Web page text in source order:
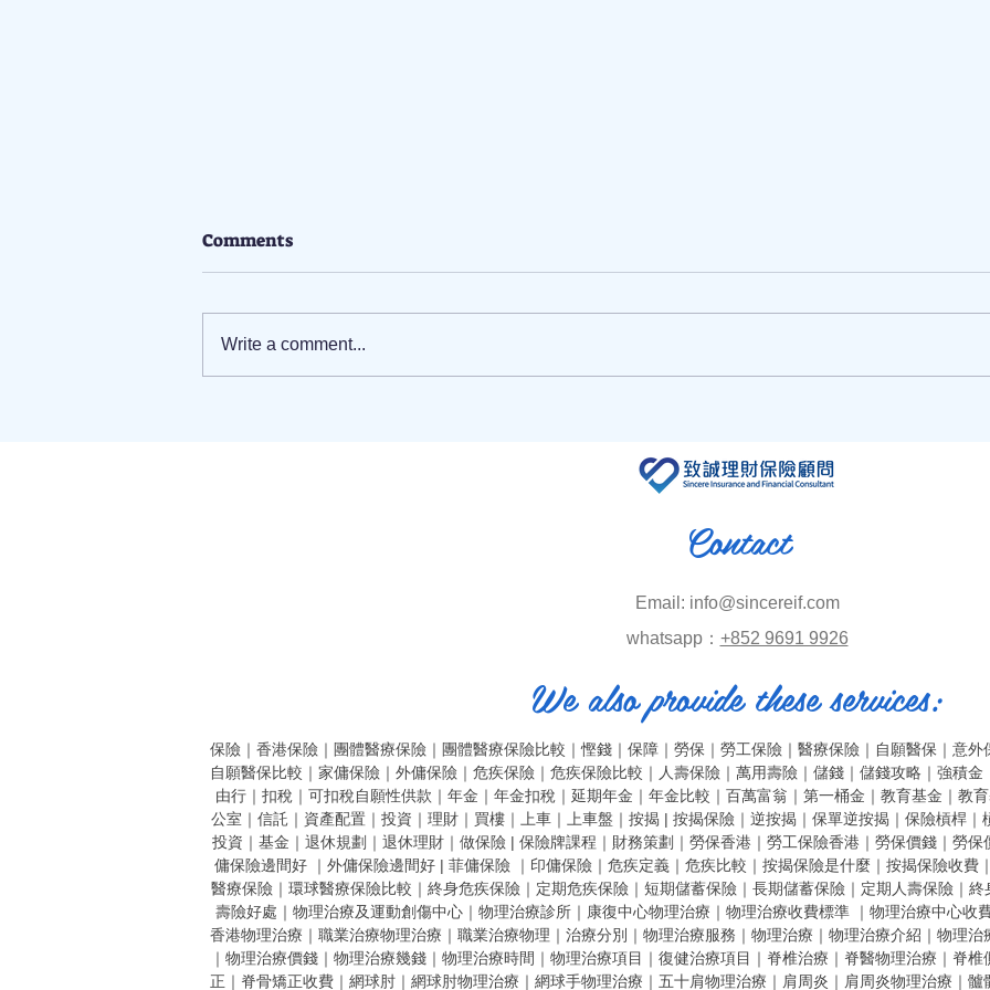
Comments
Write a comment...
Contact
Email: info@sincereif.com
​whatsapp： +852 9691 9926
We also provide these services:
保險 ｜ 香港保險 ｜ 團體醫療保險 ｜ 團體醫療保險比較 ｜慳錢 ｜ 保障 ｜ 勞保 ｜ 勞工保險 ｜ 醫療保險 ｜ 自願醫保 ｜ 意外
自願醫保比較 ｜ 家傭保險 ｜ 外傭保險 ｜ 危疾保險 ｜ 危疾保險比較 ｜ 人壽保險 ｜ 萬用壽險 ｜ 儲錢 ｜ 儲錢攻略 ｜ 強積金
由行 ｜ 扣稅 ｜ 可扣稅自願性供款 ｜ 年金 ｜ 年金扣稅 ｜ 延期年金 ｜ 年金比較 ｜ 百萬富翁 ｜ 第一桶金 ｜ 教育基金 ｜ 教
公室 ｜ 信託 ｜ 資產配置 ｜ 投資 ｜ 理財 ｜ 買樓 ｜ 上車 ｜ 上車盤 ｜ 按揭 | 按揭保險 ｜ 逆按揭 ｜ 保單逆按揭 ｜ 保險槓桿 ｜
投資 ｜ 基金 ｜ 退休規劃 ｜ 退休理財 ｜ 做保險 | 保險牌課程 ｜ 財務策劃 ｜ 勞保香港 ｜ 勞工保險香港 ｜ 勞保價錢 ｜ 勞保
傭保險邊間好 ｜ 外傭保險邊間好 | 菲傭保險 ｜ 印傭保險 ｜ 危疾定義 ｜ 危疾比較 ｜ 按揭保險是什麼 ｜ 按揭保險收費
醫療保險 ｜ 環球醫療保險比較 ｜ 終身危疾保險 ｜ 定期危疾保險 ｜ 短期儲蓄保險 ｜ 長期儲蓄保險 ｜ 定期人壽保險 ｜ 終
壽險好處 ｜ 物理治療及運動創傷中心 ｜ 物理治療診所 ｜ 康復中心物理治療 ｜ 物理治療收費標準 ｜ 物理治療中心收
香港物理治療 ｜ 職業治療物理治療 ｜ 職業治療物理 ｜ 治療分別 ｜ 物理治療服務 ｜ 物理治療 ｜ 物理治療介紹 ｜ 物理治
｜ 物理治療價錢 ｜ 物理治療幾錢 ｜ 物理治療時間 ｜ 物理治療項目 ｜ 復健治療項目 ｜ 脊椎治療 ｜ 脊醫物理治療 ｜ 脊椎
正 ｜ 脊骨矯正收費 ｜ 網球肘 ｜ 網球肘物理治療 ｜ 網球手物理治療 ｜ 五十肩物理治療 ｜ 肩周炎 ｜ 肩周炎物理治療 ｜ 髗